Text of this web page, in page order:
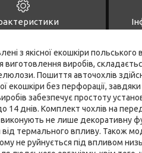
з якісної екошкіри
виробів,
Пошиття авточохлів
без перфорації,
забезпечує простоту
14 днів. Комплект чохлів на
виконують не лише декоративну
термального впливу. Також
не руйнується під впливом